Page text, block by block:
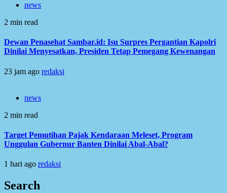
news
2 min read
Dewan Penasehat Sambar.id: Isu Surpres Pergantian Kapolri
Dinilai Menyesatkan, Presiden Tetap Pemegang Kewenangan
23 jam ago redaksi
news
2 min read
Target Pemutihan Pajak Kendaraan Meleset, Program
Unggulan Gubernur Banten Dinilai Abal-Abal?
1 hari ago redaksi
Search